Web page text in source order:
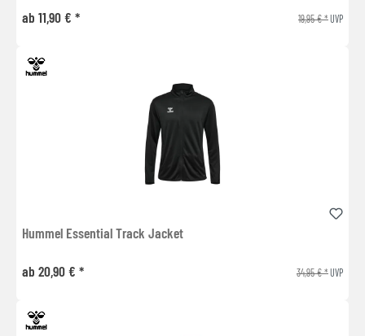
ab 11,90 € * 19,95 € *UVP
Hummel Essential Track Jacket
ab 20,90 € * 34,95 € *UVP